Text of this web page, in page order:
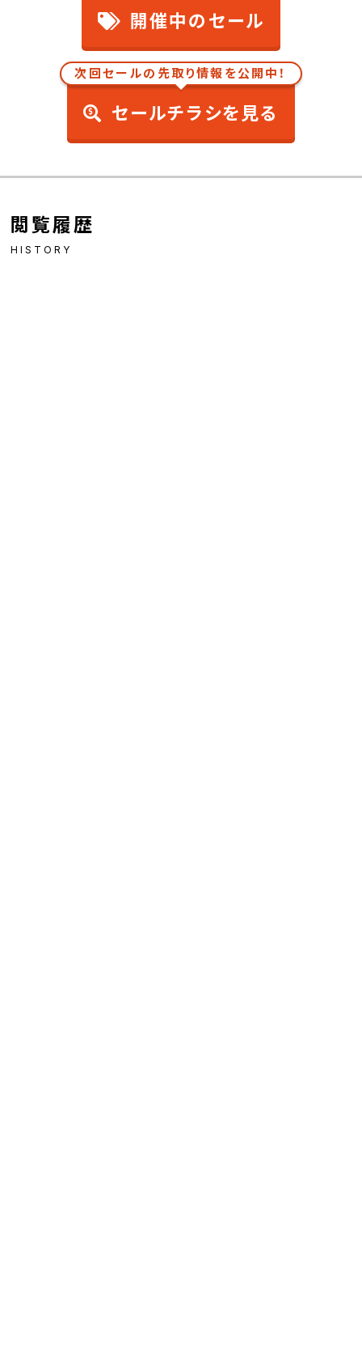
開催中のセール
次回セールの先取り情報を公開中！
セールチラシを見る
閲覧履歴
HISTORY